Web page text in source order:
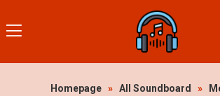
Homepage » All Soundboard »